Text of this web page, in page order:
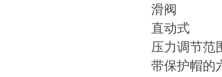
滑阀
直动式
压力调节范
带保护帽的